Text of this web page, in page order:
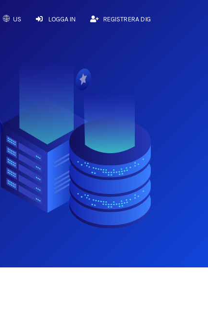
US LOGGA IN REGISTRERA DIG